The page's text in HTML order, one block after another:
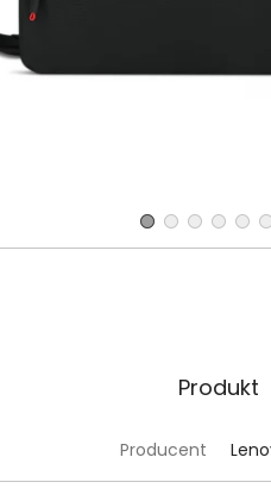
Produkt
Producent